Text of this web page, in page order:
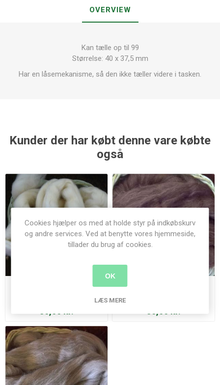
OVERVIEW
Kan tælle op til 99
Størrelse: 40 x 37,5 mm
Har en låsemekanisme, så den ikke tæller videre i tasken.
Kunder der har købt denne vare købte
også
Corridale tops - Natur hvid
Cookies hjælper os med at holde styr på indkøbskurv
og andre services. Ved at benytte vores hjemmeside,
tillader du brug af cookies.
OK
LÆS MERE